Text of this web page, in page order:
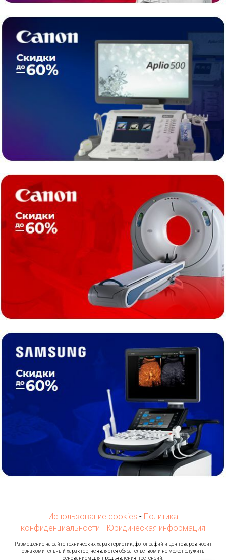
Использование cookies - Политика
конфиденциальности - Юридическая информация
Размещение на сайте технических характеристик, фотографий и цен товаров носит
ознакомительный характер, не является обязательством и не может служить
основанием для предъявления претензий.